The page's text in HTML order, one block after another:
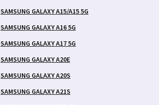
SAMSUNG GALAXY A15/A15 5G
SAMSUNG GALAXY A16 5G
SAMSUNG GALAXY A17 5G
SAMSUNG GALAXY A20E
SAMSUNG GALAXY A20S
SAMSUNG GALAXY A21S